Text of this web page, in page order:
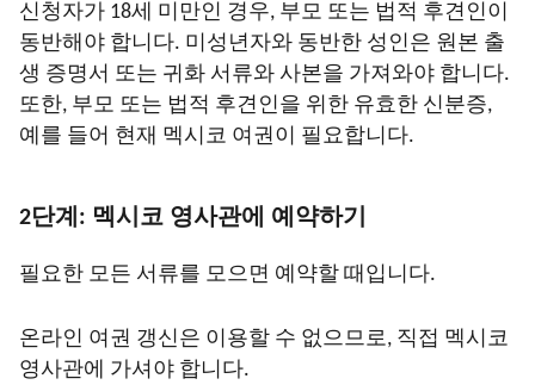
신청자가 18세 미만인 경우, 부모 또는 법적 후견인이
동반해야 합니다. 미성년자와 동반한 성인은 원본 출
생 증명서 또는 귀화 서류와 사본을 가져와야 합니다.
또한, 부모 또는 법적 후견인을 위한 유효한 신분증,
예를 들어 현재 멕시코 여권이 필요합니다.
2단계: 멕시코 영사관에 예약하기
필요한 모든 서류를 모으면 예약할 때입니다.
온라인 여권 갱신은 이용할 수 없으므로, 직접 멕시코
영사관에 가셔야 합니다.